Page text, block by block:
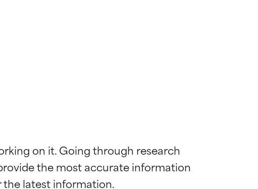
on it. Going through research
the most accurate information